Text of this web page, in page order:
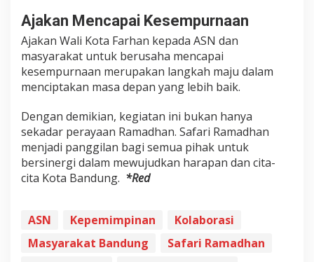
Ajakan Mencapai Kesempurnaan
Ajakan Wali Kota Farhan kepada ASN dan
masyarakat untuk berusaha mencapai
kesempurnaan merupakan langkah maju dalam
menciptakan masa depan yang lebih baik.
Dengan demikian, kegiatan ini bukan hanya
sekadar perayaan Ramadhan. Safari Ramadhan
menjadi panggilan bagi semua pihak untuk
bersinergi dalam mewujudkan harapan dan cita-
cita Kota Bandung. *Red
ASN Kepemimpinan
Kolaborasi
Masyarakat Bandung
Safari Ramadhan